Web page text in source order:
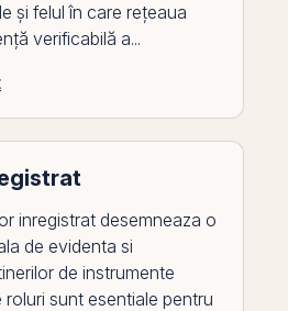
și felul în care rețeaua
verificabilă a...
inregistrat desemneaza o
de evidenta si
de instrumente
sunt esentiale pentru